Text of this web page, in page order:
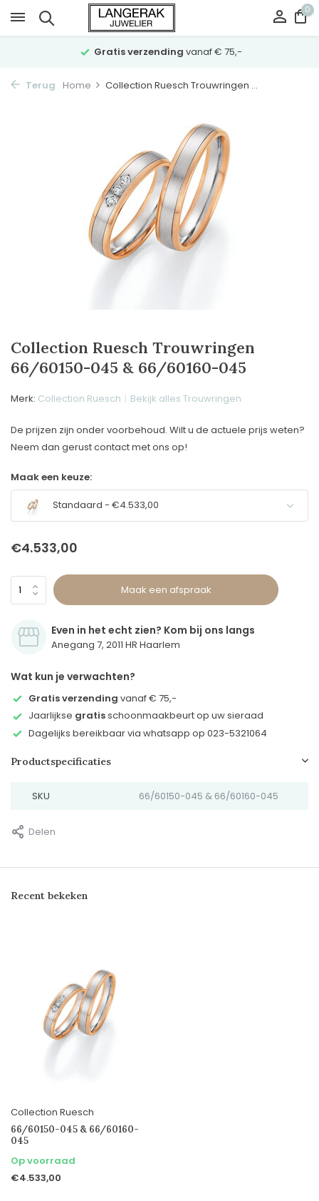
0
Gratis verzending vanaf € 75,-
Terug Home Collection Ruesch Trouwringen ...
Collection Ruesch Trouwringen
66/60150-045 & 66/60160-045
Merk: Collection Ruesch Bekijk alles Trouwringen
De prijzen zijn onder voorbehoud. Wilt u de actuele prijs weten?
Neem dan gerust contact met ons op!
Maak een keuze:
Standaard - €4.533,00
€4.533,00
Maak een afspraak
Even in het echt zien? Kom bij ons langs
Anegang 7, 2011 HR Haarlem
Wat kun je verwachten?
Gratis verzending vanaf € 75,-
Jaarlijkse gratisschoonmaakbeurt op uw sieraad
Dagelijks bereikbaar via whatsapp op 023-5321064
Productspecificaties
SKU 66/60150-045 & 66/60160-045
Delen
Recent bekeken
Collection Ruesch
66/60150-045 & 66/60160-
045
Op voorraad
€4.533,00